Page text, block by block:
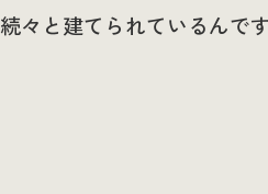
続々と建てられているんで